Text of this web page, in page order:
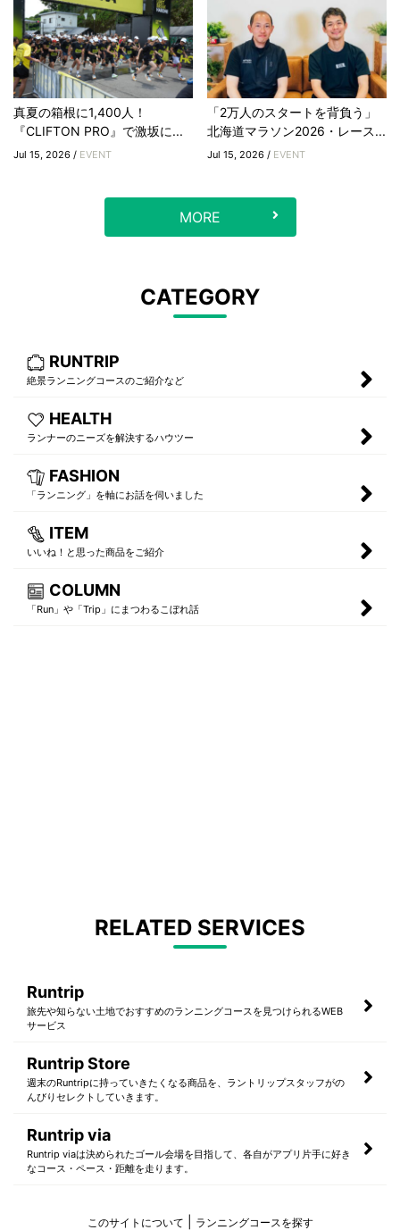
真夏の箱根に1,400人！
『CLIFTON PRO』で激坂に...
Jul 15, 2026 / EVENT
「2万人のスタートを背負う」
北海道マラソン2026・レース...
Jul 15, 2026 / EVENT
MORE
CATEGORY
RUNTRIP
絶景ランニングコースのご紹介など
HEALTH
ランナーのニーズを解決するハウツー
FASHION
「ランニング」を軸にお話を伺いました
ITEM
いいね！と思った商品をご紹介
COLUMN
「Run」や「Trip」にまつわるこぼれ話
RELATED SERVICES
Runtrip
旅先や知らない土地でおすすめのランニングコースを見つけられるWEB
サービス
Runtrip Store
週末のRuntripに持っていきたくなる商品を、ラントリップスタッフがの
んびりセレクトしていきます。
Runtrip via
Runtrip viaは決められたゴール会場を目指して、各自がアプリ片手に好き
なコース・ペース・距離を走ります。
このサイトについて ランニングコースを探す